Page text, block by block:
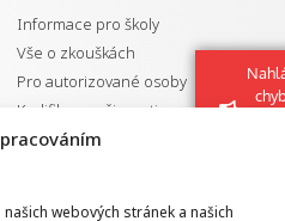
webových stránek a našich
Informace pro školy
Vše o zkouškách
Pro autorizované osoby
Kvalifikace a živnosti